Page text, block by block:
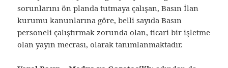
sorunlarını ön planda tutmaya çalışan, Basın İlan
kurumu kanunlarına göre, belli sayıda Basın
personeli çalıştırmak zorunda olan, ticari bir işletme
olan yayın mecrası, olarak tanımlanmaktadır.